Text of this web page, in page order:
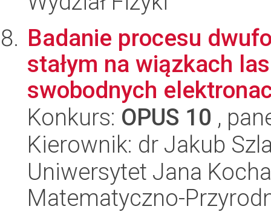
Badanie procesu
stałym na wiązkach
swobodnych
Konkurs: OPUS 10 ,
Kierownik: dr Jakub
Uniwersytet Jana
Matematyczno-